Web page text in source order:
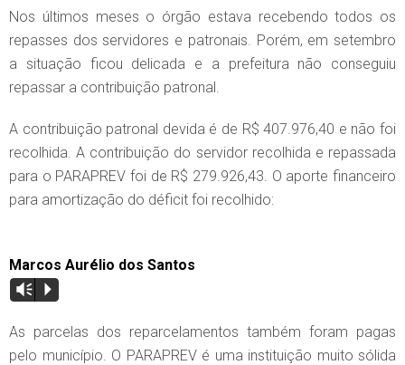
Nos últimos meses o órgão estava recebendo todos os
repasses dos servidores e patronais. Porém, em setembro
a situação ficou delicada e a prefeitura não conseguiu
repassar a contribuição patronal.
A contribuição patronal devida é de R$ 407.976,40 e não foi
recolhida. A contribuição do servidor recolhida e repassada
para o PARAPREV foi de R$ 279.926,43. O aporte financeiro
para amortização do déficit foi recolhido:
Marcos Aurélio dos Santos
Vm P
As parcelas dos reparcelamentos também foram pagas
pelo município. O PARAPREV é uma instituição muito sólida